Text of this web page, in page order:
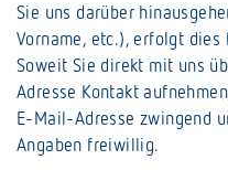
Sie uns darüber
Vorname, etc.), erfolgt
Soweit Sie direkt mit uns
Adresse Kontakt
E-Mail-Adresse zwingend
Angaben freiwillig.